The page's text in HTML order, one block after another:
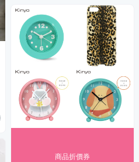
商品折價券